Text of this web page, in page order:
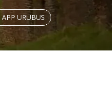
APP URUBUS